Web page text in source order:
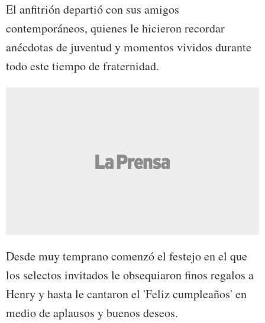
El anfitrión departió con sus amigos
contemporáneos, quienes le hicieron recordar
anécdotas de juventud y momentos vividos durante
todo este tiempo de fraternidad.
Desde muy temprano comenzó el festejo en el que
los selectos invitados le obsequiaron finos regalos a
Henry y hasta le cantaron el 'Feliz cumpleaños' en
medio de aplausos y buenos deseos.